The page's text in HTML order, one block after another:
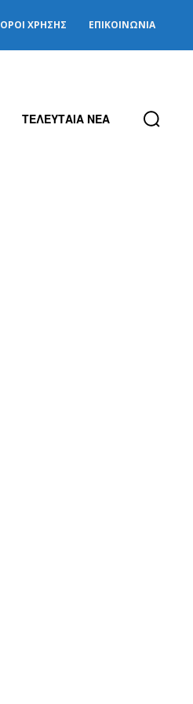
ΌΡΟΙ ΧΡΉΣΗΣ ΕΠΙΚΟΙΝΩΝΊΑ
ΤΕΛΕΥΤΑΙΑ ΝΕΑ